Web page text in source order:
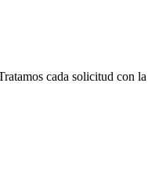
cada solicitud con la